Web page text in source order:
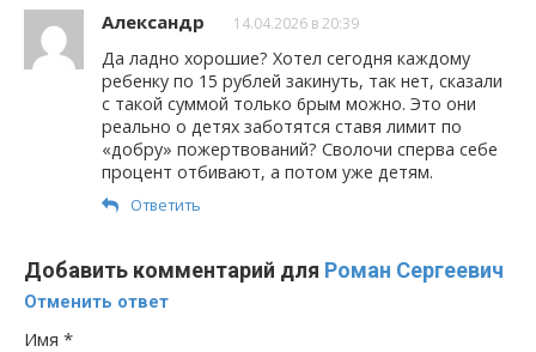
Александр 14.04.2026 в 20:39
Да ладно хорошие? Хотел сегодня каждому
ребенку по 15 рублей закинуть, так нет, сказали
с такой суммой только 6рым можно. Это они
реально о детях заботятся ставя лимит по
«добру» пожертвований? Сволочи сперва себе
процент отбивают, а потом уже детям.
Ответить
Добавить комментарий для Роман Сергеевич
Отменить ответ
Имя *